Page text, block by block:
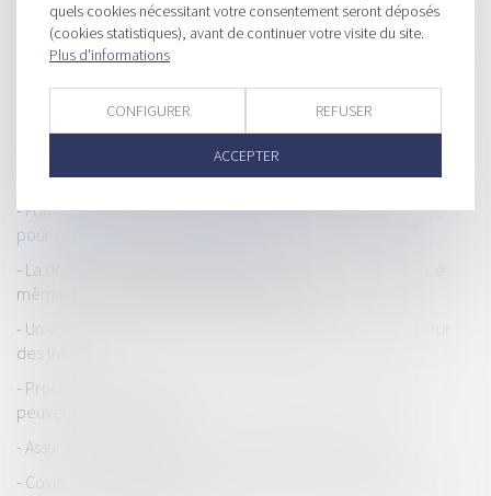
Les récentes mesures covid pour les entreprises en difficulté :
quelques réflexions
Les règles du diagnostic de performance énergétique
Nous vous souhaitons une très belle année 2021. Que cette
dernière vous apporte ce dont vous avez besoin !
Fonctionnaires hospitaliers : une indemnité exceptionnelle
pour compenser les congés non pris
La demande de permis de construire n’est pas frauduleuse
même si la copropriété a refusé les travaux
Un voisin n'est pas toujours obligé de prêter son terrain pour
des travaux
Procédure de conciliation : les poursuites des créanciers
peuvent être bloquées
Assurance décennale voirie VRD : explications et coût
Covid-19 : nouvelle adaptation des règles applicables aux
quels cookies nécessitant votre consentement seront déposés
(cookies statistiques), avant de continuer votre visite du site.
Plus d'informations
CONFIGURER REFUSER
ACCEPTER